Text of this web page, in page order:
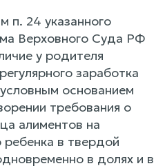
п. 24 указанного
Верховного Суда РФ
у родителя
заработка
основанием
требования о
алиментов на
в твердой
в долях и в